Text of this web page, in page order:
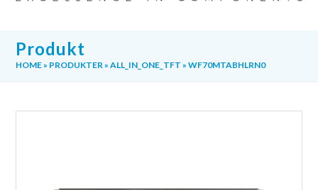
Produkt
HOME» PRODUKTER»ALL_IN_ONE_TFT »WF70MTABHLRN0